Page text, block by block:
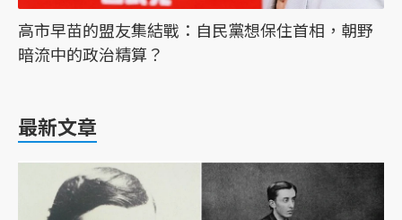
高市早苗的盟友集結戰：自民黨想保住首相，朝野
暗流中的政治精算？
最新文章